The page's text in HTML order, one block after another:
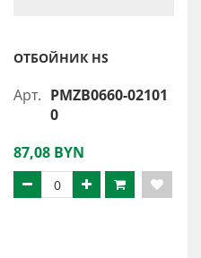
ОТБОЙНИК HS
Арт. PMZB0660-02101
0
87,08 BYN